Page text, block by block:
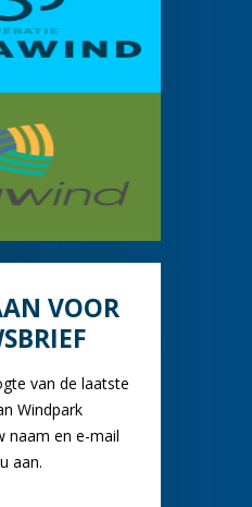
VOOR
van de laatste
Windpark
naam en e-mail
aan.